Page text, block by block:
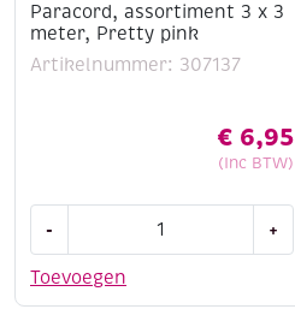
Paracord, assortiment 3 x 3
meter, Pretty pink
Artikelnummer: 307137
€ 6,95
(Inc BTW)
Toevoegen
-
3
+